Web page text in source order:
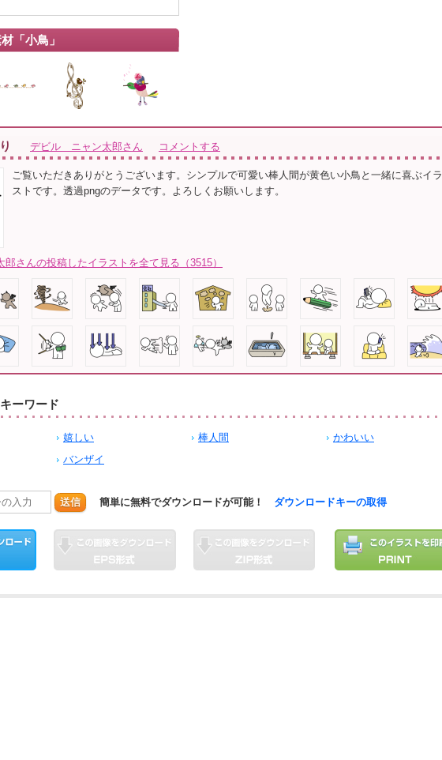
「小鳥」
デビル ニャン太郎さん コメントする
ご覧いただきありがとうございます。シンプルで可愛い棒人間が黄色い小鳥と一緒に喜ぶイラ
ストです。透過pngのデータです。よろしくお願いします。
さんの投稿したイラストを全て見る（3515）
ーワード
嬉しい 棒人間
かわいい
バンザイ
送信 簡単に無料でダウンロードが可能！ ダウンロードキーの取得